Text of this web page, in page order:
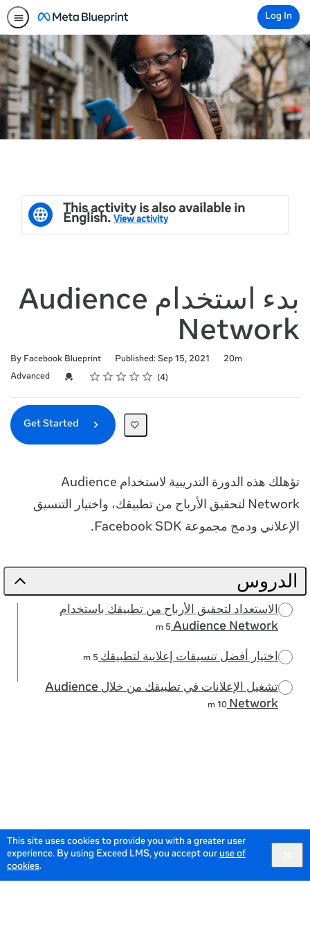
This site uses cookies to provide you with a greater user
experience. By using Exceed LMS, you accept our use of
cookies.
Log In
This activity is also available in
English. View activity
بدء استخدام Audience
Network
By Facebook Blueprint Published: Sep 15, 2021
Duration
20m
Difficulty
Advanced Credential For Completion
Rating
1 star
2 stars
3 stars
4 stars
5 stars
Average rating: 5.0 4
4 reviews
Get Started
تؤهلك هذه الدورة التدريبية لاستخدام Audience
Network لتحقيق الأرباح من تطبيقك، واختيار التنسيق
الإعلاني ودمج مجموعة Facebook SDK.
الدروس
الاستعداد لتحقيق الأرباح من تطبيقك باستخدام
Audience Network
5 m
اختيار أفضل تنسيقات إعلانية لتطبيقك 5 m
تشغيل الإعلانات في تطبيقك من خلال Audience
Network
10 m